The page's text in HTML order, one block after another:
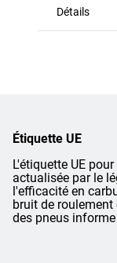
Détails
Étiquette UE
L'étiquette UE
actualisée par le
l'efficacité en
bruit de roulement
des pneus